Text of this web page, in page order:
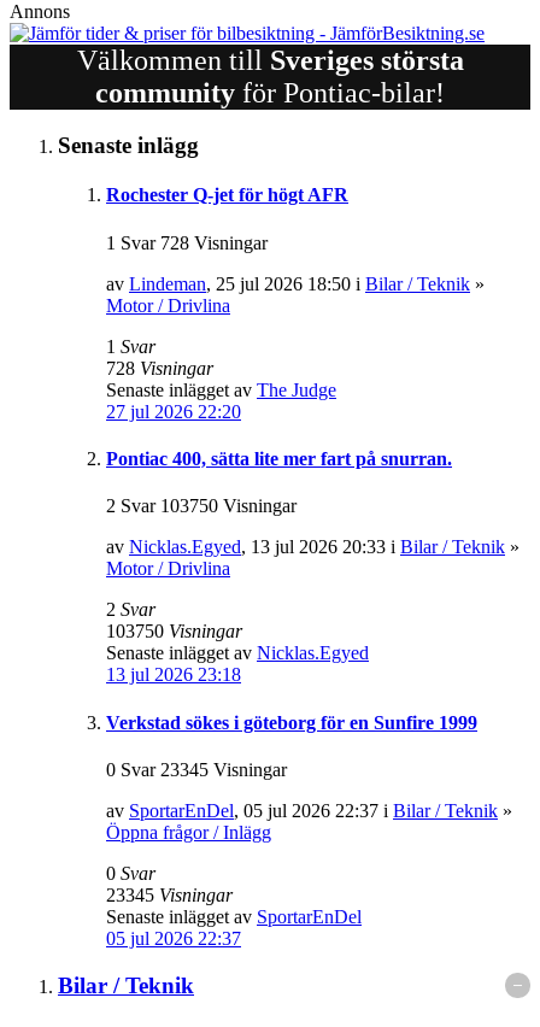
Annons
Välkommen till Sveriges största
community för Pontiac-bilar!
Senaste inlägg
Rochester Q-jet för högt AFR
1 Svar 728 Visningar
av Lindeman, 25 jul 2026 18:50 i Bilar / Teknik »
Motor / Drivlina
1 Svar
728 Visningar
Senaste inlägget av The Judge
27 jul 2026 22:20
Pontiac 400, sätta lite mer fart på snurran.
2 Svar 103750 Visningar
av Nicklas.Egyed, 13 jul 2026 20:33 i Bilar / Teknik »
Motor / Drivlina
2 Svar
103750 Visningar
Senaste inlägget av Nicklas.Egyed
13 jul 2026 23:18
Verkstad sökes i göteborg för en Sunfire 1999
0 Svar 23345 Visningar
av SportarEnDel, 05 jul 2026 22:37 i Bilar / Teknik »
Öppna frågor / Inlägg
0 Svar
23345 Visningar
Senaste inlägget av SportarEnDel
05 jul 2026 22:37
Bilar / Teknik